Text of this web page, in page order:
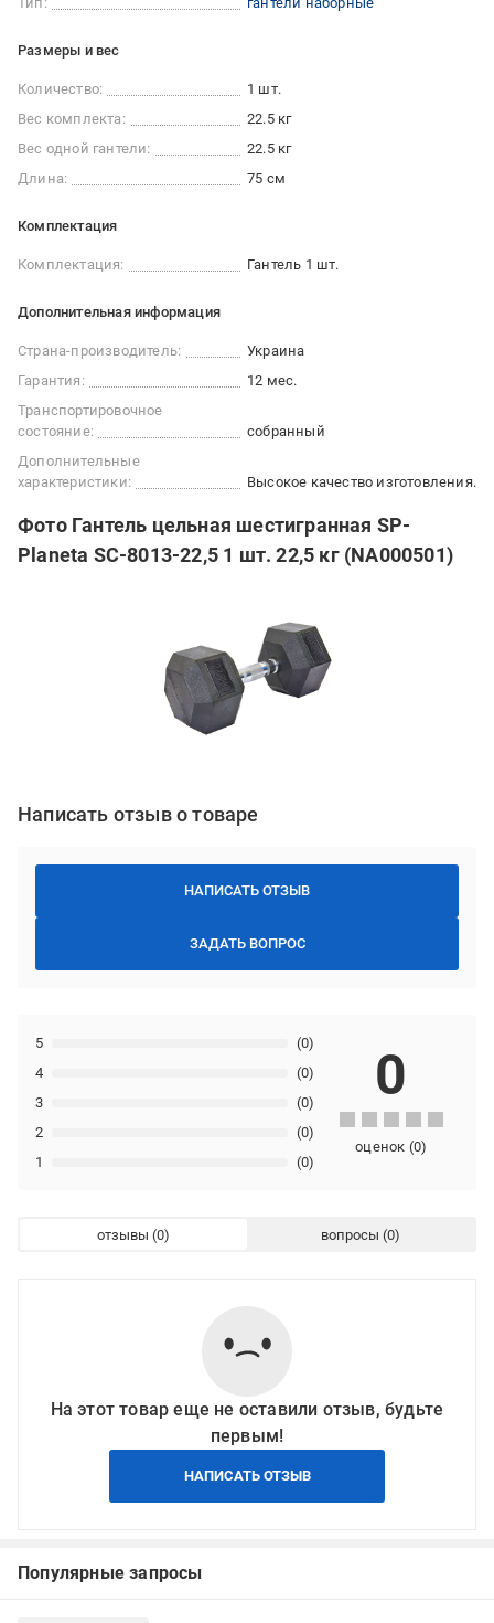
Размеры и вес
Количество:
1 шт.
Вес комплекта:
22.5 кг
Вес одной гантели:
22.5 кг
Длина:
75 см
Комплектация
Комплектация: Гантель 1 шт.
Дополнительная информация
Страна-производитель:
Украина
Гарантия:
12 мес.
Транспортировочное
состояние:
собранный
Дополнительные
характеристики:
Высокое качество изготовления.
Фото Гантель цельная шестигранная SP-
Planeta SC-8013-22,5 1 шт. 22,5 кг (NA000501)
Написать отзыв о товаре
НАПИСАТЬ ОТЗЫВ
ЗАДАТЬ ВОПРОС
1 (0)
2 (0)
3 (0)
4 (0)
5 (0)
0
оценок (0)
отзывы вопросы
На этот товар еще не оставили отзыв, будьте
первым!
НАПИСАТЬ ОТЗЫВ
Популярные запросы